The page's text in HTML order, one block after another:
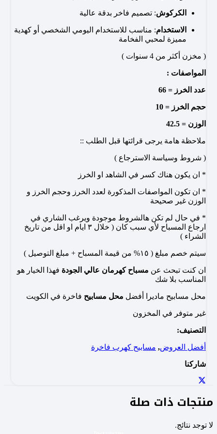
الكركوش: تصميم فاخر بدقة عالية
الاستخدام: مناسب للاستخدام اليومي الشخصي أو كهدية
مميزة لمحبي الفخامة
( مخزن أكثر من 4 سنوات )
المواصفات :
عدد الخرز = 66
حجم الخرز = 10
الوزن = 42.5
ملاحظة هامة يرجى قرائتها قبل الطلب ::
( شروط وسياسة الاسترجاع )
* ان يكون هناك كسر في الشاهد او الخرز
* ان تكون المواصفات المذكورة لعدد الخرز وحجم الخرز و
الوزن غير صحيحة
* في حال لم تكن هالشروط موجودة ويرغب الشاري في
ارجاع المسباح لأي سبب كان ( خلال ٣ ايام او اقل من تاريخ
الشراء )
سيتم خصم مبلغ ( ١٥% من قيمة المسباح + مبلغ التوصيل )
ان كنت تبحث عن مسباح كهرمان عالي الجودة فهذا الخيار هو
المناسب بلا شك
محل مسابيح ماديرا أفضل محل مسابيح فاخرة في الكويت
غير متوفر في المخزون
التصنيف:
أفضل العروض, مسابيح كهرب فاخرة
شاركنا
منتجات ذات صلة
لا توجد نتائج.